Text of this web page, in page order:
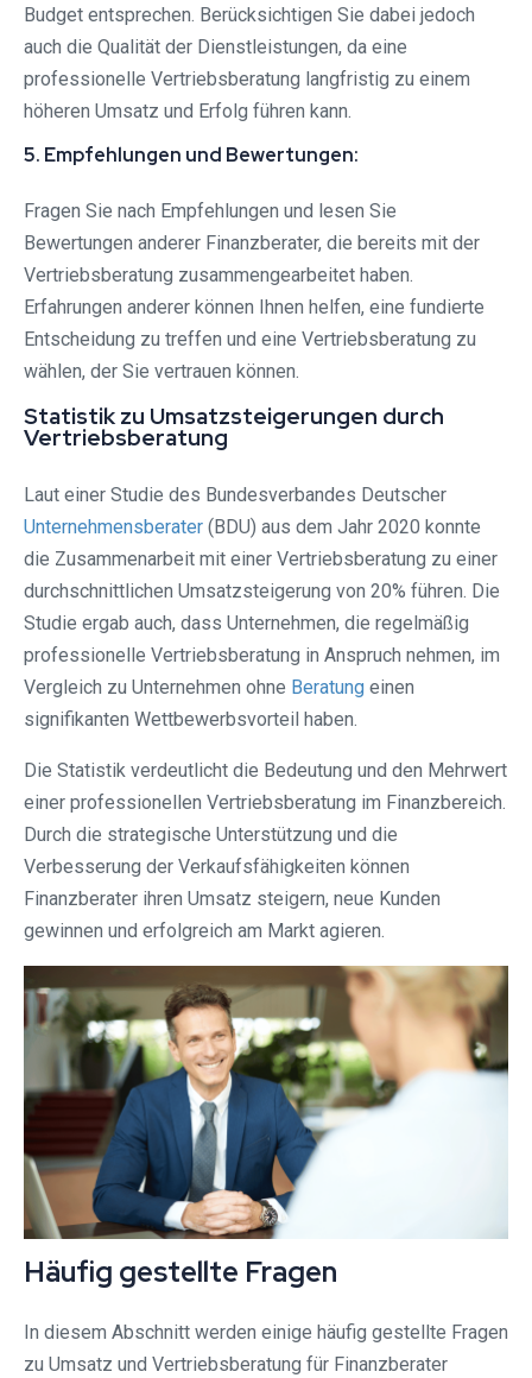
Budget entsprechen. Berücksichtigen Sie dabei jedoch
auch die Qualität der Dienstleistungen, da eine
professionelle Vertriebsberatung langfristig zu einem
höheren Umsatz und Erfolg führen kann.
5. Empfehlungen und Bewertungen:
Fragen Sie nach Empfehlungen und lesen Sie
Bewertungen anderer Finanzberater, die bereits mit der
Vertriebsberatung zusammengearbeitet haben.
Erfahrungen anderer können Ihnen helfen, eine fundierte
Entscheidung zu treffen und eine Vertriebsberatung zu
wählen, der Sie vertrauen können.
Statistik zu Umsatzsteigerungen durch
Vertriebsberatung
Laut einer Studie des Bundesverbandes Deutscher
Unternehmensberater (BDU) aus dem Jahr 2020 konnte
die Zusammenarbeit mit einer Vertriebsberatung zu einer
durchschnittlichen Umsatzsteigerung von 20% führen. Die
Studie ergab auch, dass Unternehmen, die regelmäßig
professionelle Vertriebsberatung in Anspruch nehmen, im
Vergleich zu Unternehmen ohne Beratung einen
signifikanten Wettbewerbsvorteil haben.
Die Statistik verdeutlicht die Bedeutung und den Mehrwert
einer professionellen Vertriebsberatung im Finanzbereich.
Durch die strategische Unterstützung und die
Verbesserung der Verkaufsfähigkeiten können
Finanzberater ihren Umsatz steigern, neue Kunden
gewinnen und erfolgreich am Markt agieren.
Häufig gestellte Fragen
In diesem Abschnitt werden einige häufig gestellte Fragen
zu Umsatz und Vertriebsberatung für Finanzberater